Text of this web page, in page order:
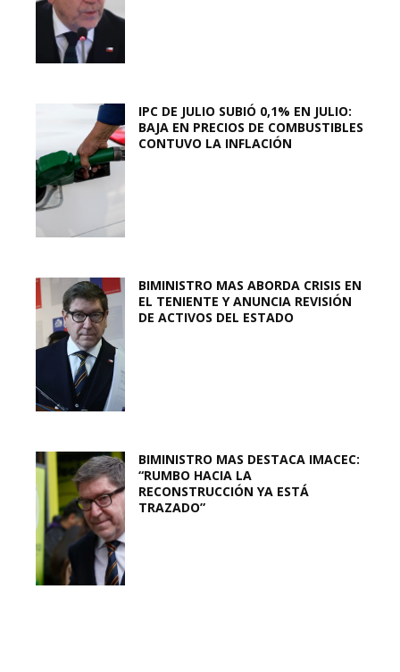
IPC DE JULIO SUBIÓ 0,1% EN JULIO:
BAJA EN PRECIOS DE COMBUSTIBLES
CONTUVO LA INFLACIÓN
BIMINISTRO MAS ABORDA CRISIS EN
EL TENIENTE Y ANUNCIA REVISIÓN
DE ACTIVOS DEL ESTADO
BIMINISTRO MAS DESTACA IMACEC:
“RUMBO HACIA LA
RECONSTRUCCIÓN YA ESTÁ
TRAZADO”